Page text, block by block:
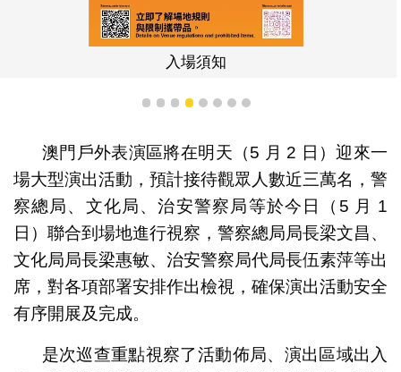
入場須知
1 2 3 4 5 6 7 8
澳門戶外表演區將在明天（5 月 2 日）迎來一
場大型演出活動，預計接待觀眾人數近三萬名，警
察總局、文化局、治安警察局等於今日（5 月 1
日）聯合到場地進行視察，警察總局局長梁文昌、
文化局局長梁惠敏、治安警察局代局長伍素萍等出
席，對各項部署安排作出檢視，確保演出活動安全
有序開展及完成。
是次巡查重點視察了活動佈局、演出區域出入